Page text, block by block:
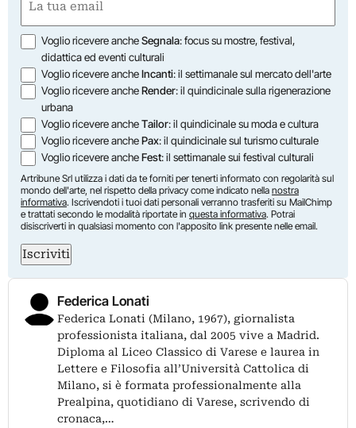
(Required)
Opzioni
Voglio ricevere ancheSegnala: focus su mostre, festival,
didattica ed eventi culturali
Voglio ricevere ancheIncanti: il settimanale sul mercato dell'arte
Voglio ricevere ancheRender: il quindicinale sulla rigenerazione
urbana
Voglio ricevere ancheTailor: il quindicinale su moda e cultura
Voglio ricevere anchePax: il quindicinale sul turismo culturale
Voglio ricevere ancheFest: il settimanale sui festival culturali
Artribune Srl utilizza i dati da te forniti per tenerti informato con regolarità sul
mondo dell'arte, nel rispetto della privacy come indicato nella nostra
informativa. Iscrivendoti i tuoi dati personali verranno trasferiti su MailChimp
e trattati secondo le modalità riportate in questa informativa. Potrai
disiscriverti in qualsiasi momento con l'apposito link presente nelle email.
Iscriviti
Federica Lonati
Federica Lonati (Milano, 1967), giornalista
professionista italiana, dal 2005 vive a Madrid.
Diploma al Liceo Classico di Varese e laurea in
Lettere e Filosofia all’Università Cattolica di
Milano, si è formata professionalmente alla
Prealpina, quotidiano di Varese, scrivendo di
cronaca,…